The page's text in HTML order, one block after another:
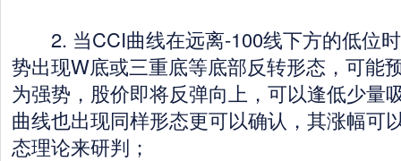
2. 当CCI曲线在远离-100线下方的低位
势出现W底或三重底等底部反转形态，可能
为强势，股价即将反弹向上，可以逢低少量
曲线也出现同样形态更可以确认，其涨幅可
态理论来研判；